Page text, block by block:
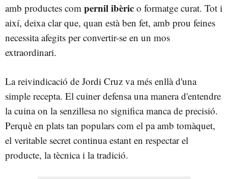
amb productes com pernil ibèric o formatge curat. Tot i
així, deixa clar que, quan està ben fet, amb prou feines
necessita afegits per convertir-se en un mos
extraordinari.
La reivindicació de Jordi Cruz va més enllà d'una
simple recepta. El cuiner defensa una manera d'entendre
la cuina on la senzillesa no significa manca de precisió.
Perquè en plats tan populars com el pa amb tomàquet,
el veritable secret continua estant en respectar el
producte, la tècnica i la tradició.